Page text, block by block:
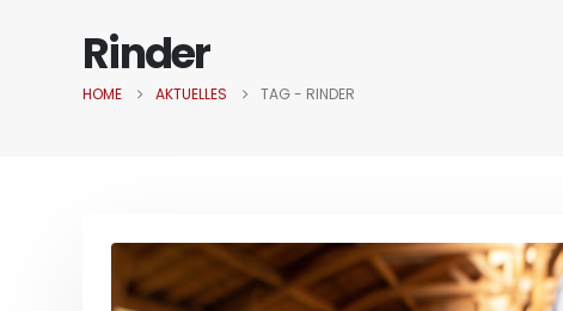
Rinder
HOME AKTUELLES TAG - RINDER